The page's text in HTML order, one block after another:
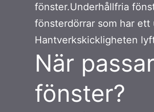
fönster.Underhållfria
fönsterdörrar som har
Hantverkskickligheten
När
fönster?